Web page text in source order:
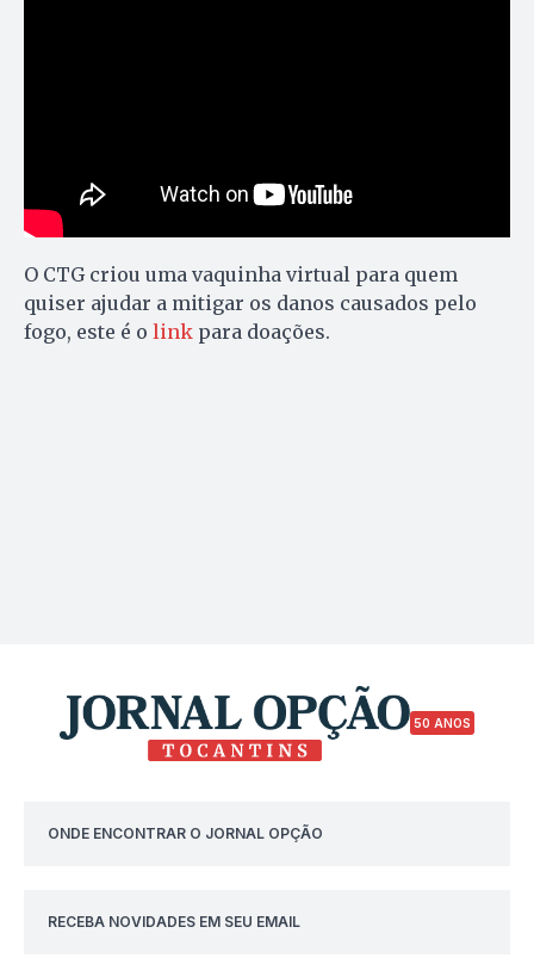
O CTG criou uma vaquinha virtual para quem
quiser ajudar a mitigar os danos causados pelo
fogo, este é o link para doações.
50 ANOS
ONDE ENCONTRAR O JORNAL OPÇÃO
RECEBA NOVIDADES EM SEU EMAIL